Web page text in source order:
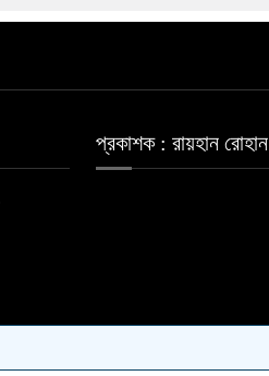
প্রকাশক : রায়হান রোহান